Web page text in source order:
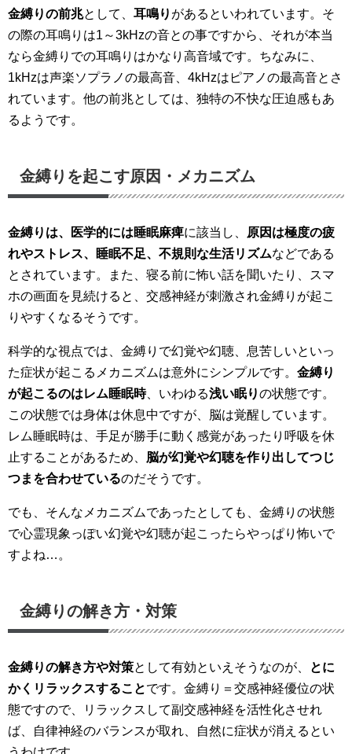
金縛りの前兆として、 耳鳴り があるといわれています。そ
の際の耳鳴りは1～3kHzの音との事ですから、それが本当
なら金縛りでの耳鳴りはかなり高音域です。ちなみに、
1kHzは声楽ソプラノの最高音、4kHzはピアノの最高音とさ
れています。他の前兆としては、独特の不快な圧迫感もあ
るようです。
金縛りを起こす原因・メカニズム
金縛りは、医学的には睡眠麻痺に該当し、
原因は極度の疲
れやストレス、睡眠不足、不規則な生活リズムなどである
とされています。また、寝る前に怖い話を聞いたり、スマ
ホの画面を見続けると、交感神経が刺激され金縛りが起こ
りやすくなるそうです。
科学的な視点では、金縛りで幻覚や幻聴、息苦しいといっ
た症状が起こるメカニズムは意外にシンプルです。 金縛り
が起こるのはレム睡眠時、いわゆる浅い眠りの状態です。
この状態では身体は休息中ですが、脳は覚醒しています。
レム睡眠時は、手足が勝手に動く感覚があったり呼吸を休
止することがあるため、 脳が幻覚や幻聴を作り出してつじ
つまを合わせているのだそうです。
でも、そんなメカニズムであったとしても、金縛りの状態
で心霊現象っぽい幻覚や幻聴が起こったらやっぱり怖いで
すよね…。
金縛りの解き方・対策
金縛りの解き方や対策として有効といえそうなのが、
とに
かくリラックスすることです。金縛り＝交感神経優位の状
態ですので、リラックスして副交感神経を活性化させれ
ば、自律神経のバランスが取れ、自然に症状が消えるとい